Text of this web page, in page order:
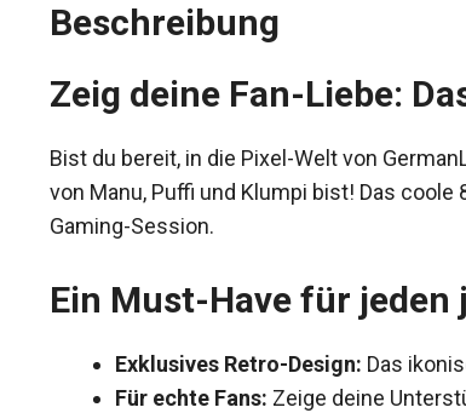
Beschreibung
Zeig deine Fan-Liebe:
Bist du bereit, in die Pixel-Welt von
von Manu, Puffi und Klumpi bist! Das
Gaming-Session.
Ein Must-Have für jeden
Exklusives Retro-Design: Das
Für echte Fans: Zeige deine